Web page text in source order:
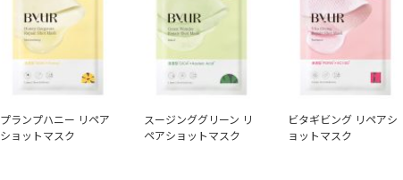
プランプハニー リペア
ショットマスク
スージンググリーン リ
ペアショットマスク
ビタギビング リペアシ
ョットマスク